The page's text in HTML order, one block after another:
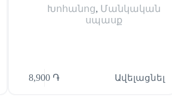
Խոհանոց, Մանկական
սպասք
8,900 ֏ Ավելացնել